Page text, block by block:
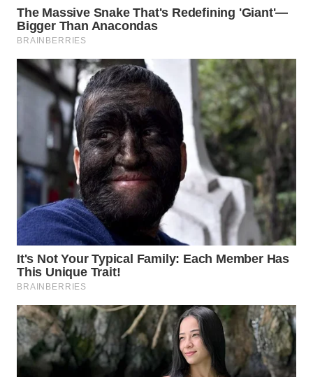
MADURA
WN
SURABAYA
WN
NATUNA
WN
BINTAN
WN
MANDALIKA
WN
LIKUPANG
WN
LABUANBAJO
WN
BORNEO